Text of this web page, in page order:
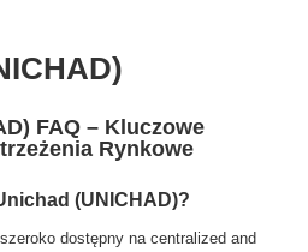
FAQ – Kluczowe
Rynkowe
(UNICHAD)?
dostępny na centralized and